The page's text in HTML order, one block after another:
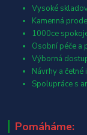
Vysoké
Kamenná
1000ce
Osobní péče a
Výborná
Návrhy a četné
Spolupráce s
Pomáháme: